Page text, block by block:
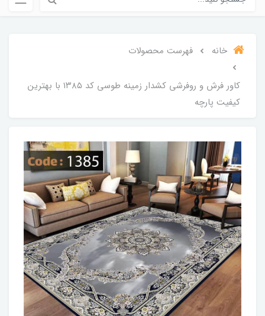
خانه فهرست محصولات
کاور فرش و روفرشی کشدار زمینه طوسی کد ۱۳۸۵ با بهترین
کیفیت پارچه